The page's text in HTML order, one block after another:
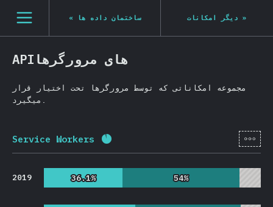
[fa-IR] general.open_nav
« ساختمان داده ها دیگر امکانات »
APIهای مرورگرها
مجموعه امکاناتی که توسط مرورگرها تحت اختیار قرار
میگیرد.
Service Workers Completion percentage: 91.3% (
[fa-
2019 36.1%
36.1% 54%
54%